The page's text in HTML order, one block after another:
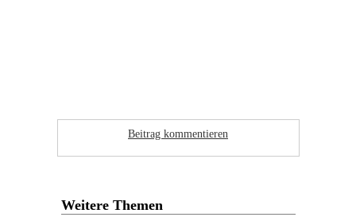
Beitrag kommentieren
Weitere Themen